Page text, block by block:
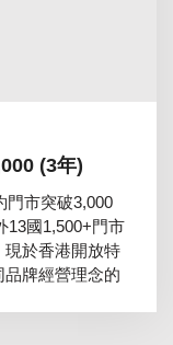
(3年)
門市突破3,000
13國1,500+門市
於香港開放特
牌經營理念的